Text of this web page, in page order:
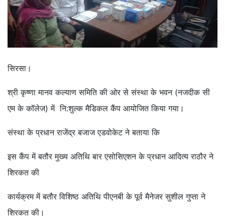
सिरसा।
श्री कृष्णा मानव कल्याण समिति की ओर से संस्था के भवन (नजदीक सी
एम के कॉलेज) में नि:शुल्क मैडिकल कैंप आयोजित किया गया।
संस्था के प्रधान राजेंद्र बजाज एडवोकेट ने बताया कि
इस कैंप में बतौर मुख्य अतिथि बार एसोसिएशन के प्रधान आदित्य राठौर ने
शिरकत की
कार्यक्रम में बतौर विशिष्ठ अतिथि पीएनबी के पूर्व मैनेजर सुशील गुप्ता ने
शिरकत की।